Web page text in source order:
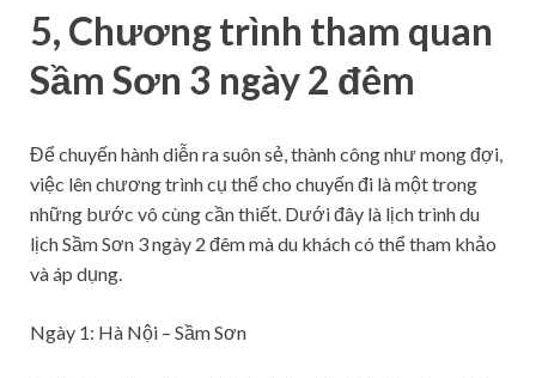
5, Chương trình tham quan
Sầm Sơn 3 ngày 2 đêm
Để chuyến hành diễn ra suôn sẻ, thành công như mong đợi,
việc lên chương trình cụ thể cho chuyến đi là một trong
những bước vô cùng cần thiết. Dưới đây là lịch trình du
lịch Sầm Sơn 3 ngày 2 đêm mà du khách có thể tham khảo
và áp dụng.
Ngày 1: Hà Nội – Sầm Sơn